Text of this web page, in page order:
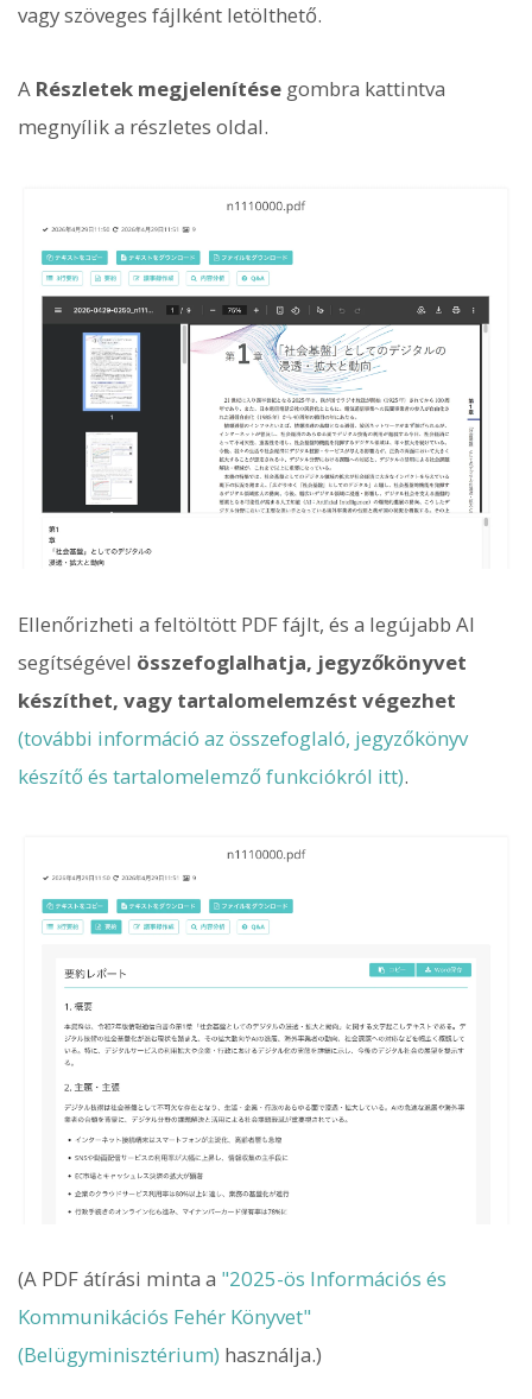
vagy szöveges fájlként letölthető.
A Részletek megjelenítése gombra kattintva
megnyílik a részletes oldal.
Ellenőrizheti a feltöltött PDF fájlt, és a legújabb AI
segítségével összefoglalhatja, jegyzőkönyvet
készíthet, vagy tartalomelemzést végezhet
(további információ az összefoglaló, jegyzőkönyv
készítő és tartalomelemző funkciókról itt).
(A PDF átírási minta a "2025-ös Információs és
Kommunikációs Fehér Könyvet"
(Belügyminisztérium) használja.)